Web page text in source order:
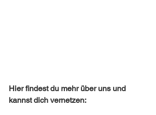
Hier findest du mehr über uns und
kannst dich vernetzen: